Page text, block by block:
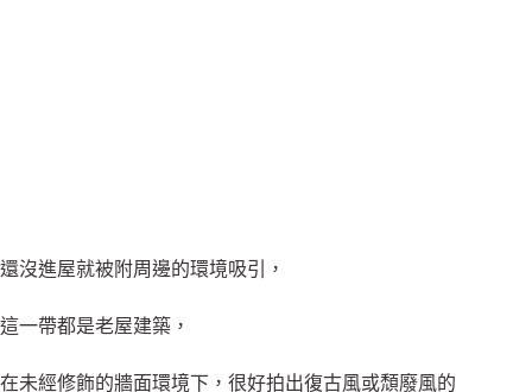
還沒進屋就被附周邊的環境吸引，
這一帶都是老屋建築，
在未經修飾的牆面環境下，很好拍出復古風或頹廢風的